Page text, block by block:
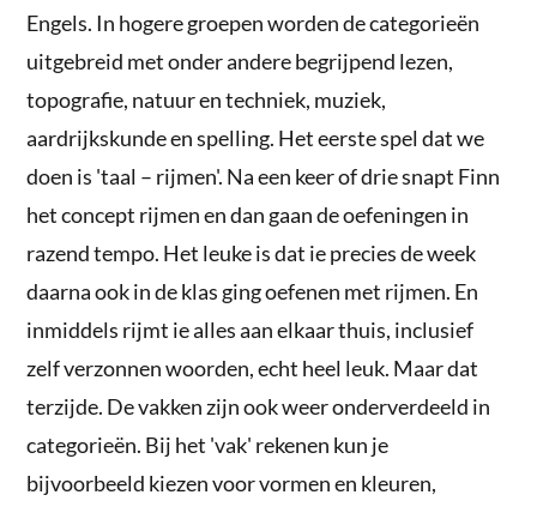
Engels. In hogere groepen worden de categorieën
uitgebreid met onder andere begrijpend lezen,
topografie, natuur en techniek, muziek,
aardrijkskunde en spelling. Het eerste spel dat we
doen is 'taal – rijmen'. Na een keer of drie snapt Finn
het concept rijmen en dan gaan de oefeningen in
razend tempo. Het leuke is dat ie precies de week
daarna ook in de klas ging oefenen met rijmen. En
inmiddels rijmt ie alles aan elkaar thuis, inclusief
zelf verzonnen woorden, echt heel leuk. Maar dat
terzijde. De vakken zijn ook weer onderverdeeld in
categorieën. Bij het 'vak' rekenen kun je
bijvoorbeeld kiezen voor vormen en kleuren,